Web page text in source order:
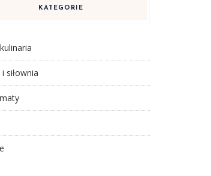
KATEGORIE
siłownia